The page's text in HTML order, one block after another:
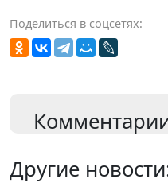
Поделиться в соцсетях:
Другие